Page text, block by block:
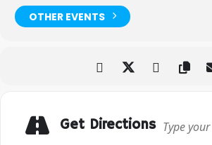
OTHER EVENTS
Get Directions